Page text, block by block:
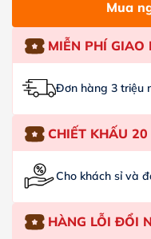
Mua
MIỄN PHÍ GIAO
Đơn hàng 3 triệu
CHIẾT KHẤU
Cho khách sỉ và
HÀNG LỖI ĐỔI